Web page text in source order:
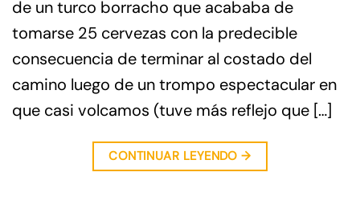
de un turco borracho que acababa de
tomarse 25 cervezas con la predecible
consecuencia de terminar al costado del
camino luego de un trompo espectacular en
que casi volcamos (tuve más reflejo que […]
CONTINUAR LEYENDO→